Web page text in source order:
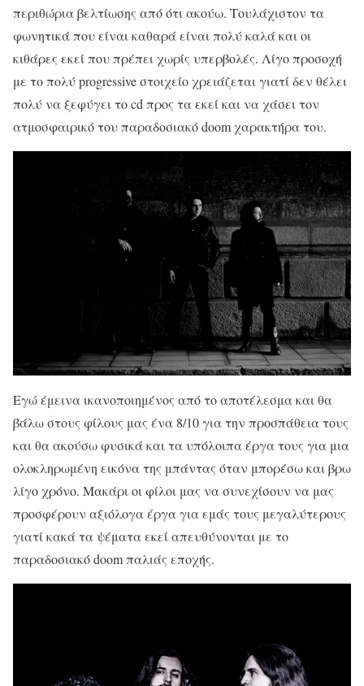
περιθώρια βελτίωσης από ότι ακούω. Τουλάχιστον τα
φωνητικά που είναι καθαρά είναι πολύ καλά και οι
κιθάρες εκεί που πρέπει χωρίς υπερβολές. Λίγο προσοχή
με το πολύ progressive στοιχείο χρειάζεται γιατί δεν θέλει
πολύ να ξεφύγει το cd προς τα εκεί και να χάσει τον
ατμοσφαιρικό του παραδοσιακό doom χαρακτήρα του.
Εγώ έμεινα ικανοποιημένος από το αποτέλεσμα και θα
βάλω στους φίλους μας ένα 8/10 για την προσπάθεια τους
και θα ακούσω φυσικά και τα υπόλοιπα έργα τους για μια
ολοκληρωμένη εικόνα της μπάντας όταν μπορέσω και βρω
λίγο χρόνο. Μακάρι οι φίλοι μας να συνεχίσουν να μας
προσφέρουν αξιόλογα έργα για εμάς τους μεγαλύτερους
γιατί κακά τα ψέματα εκεί απευθύνονται με το
παραδοσιακό doom παλιάς εποχής.